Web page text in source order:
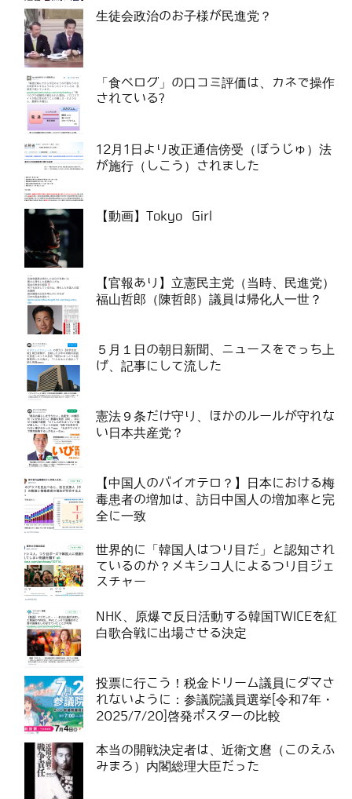
生徒会政治のお子様が民進党？
「食べログ」の口コミ評価は、カネで操作
されている?
12月1日より改正通信傍受（ぼうじゅ）法
が施行（しこう）されました
【動画】Tokyo Girl
【官報あり】立憲民主党（当時、民進党）
福山哲郎（陳哲郎）議員は帰化人一世？
５月１日の朝日新聞、ニュースをでっち上
げ、記事にして流した
憲法９条だけ守り、ほかのルールが守れな
い日本共産党？
【中国人のバイオテロ？】日本における梅
毒患者の増加は、訪日中国人の増加率と完
全に一致
世界的に「韓国人はつり目だ」と認知され
ているのか？メキシコ人によるつり目ジェ
スチャー
NHK、原爆で反日活動する韓国TWICEを紅
白歌合戦に出場させる決定
投票に行こう！税金ドリーム議員にダマさ
れないように：参議院議員選挙[令和7年・
2025/7/20]啓発ポスターの比較
本当の開戦決定者は、近衛文麿（このえふ
みまろ）内閣総理大臣だった